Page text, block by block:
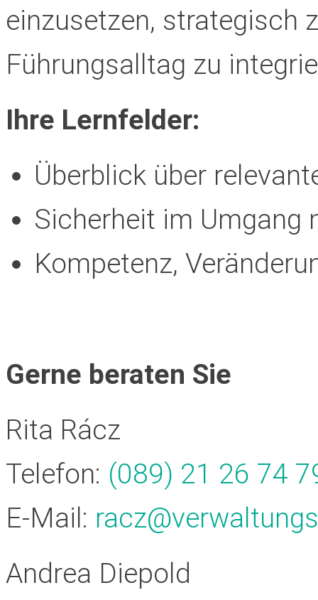
einzusetzen, strategisch
Führungsalltag zu
Ihre Lernfelder:
Überblick über
Sicherheit im Umgang
Kompetenz,
Gerne beraten Sie
Rita Rácz
Telefon: (089) 21 26 74
E-Mail:
Andrea Diepold